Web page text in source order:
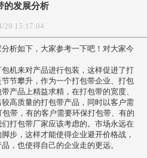
的发展分析
29 15:17:04
如下，大家参考一下吧！对大家今
来对产品进行包装，这样促进了打
节攀升，作为一个打包带企业、打包
产品上精益求精，在打包带的宽度、
高质量的打包带产品，同时以客户需
带，有的客户需要环保打包带、有的
打包带厂家应该考虑的。市场永远在
步，这样才能使得企业避开价格战，
，也使得自己的企业走的更远。